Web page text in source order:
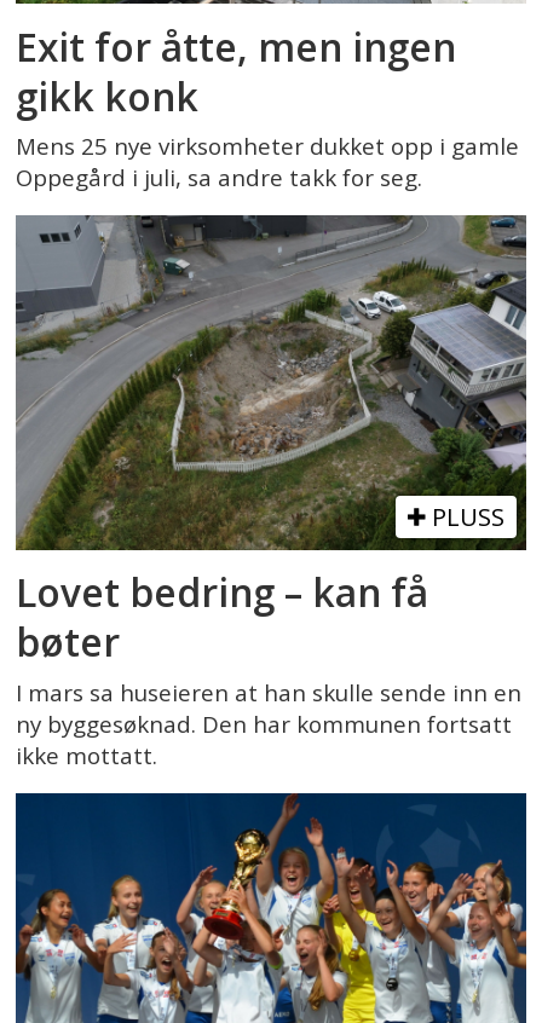
Exit for åtte, men ingen
gikk konk
Mens 25 nye virksomheter dukket opp i gamle
Oppegård i juli, sa andre takk for seg.
PLUSS
Lovet bedring – kan få
bøter
I mars sa huseieren at han skulle sende inn en
ny byggesøknad. Den har kommunen fortsatt
ikke mottatt.